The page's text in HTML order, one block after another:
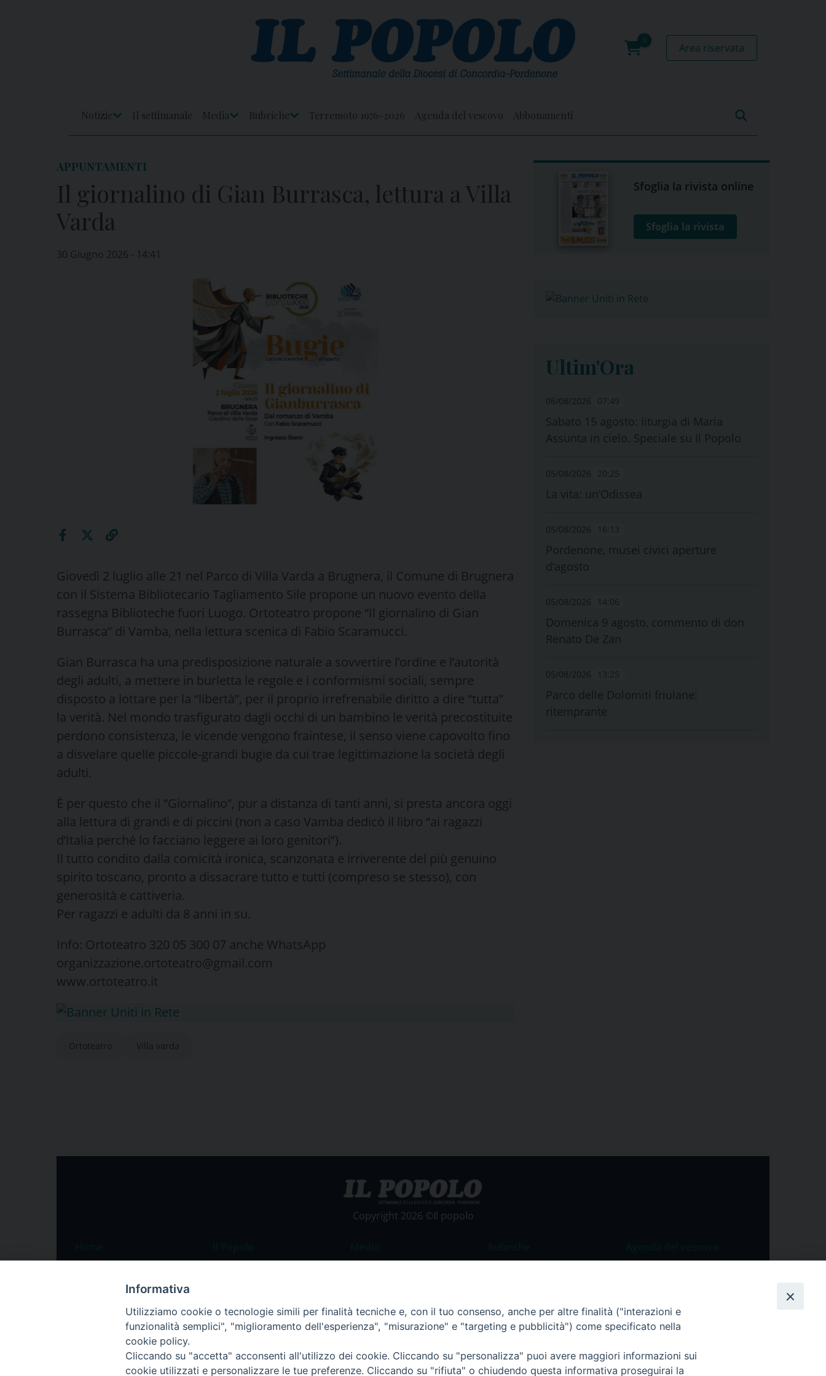
0
Area riservata
Notizie
Il settimanale
Media
Rubriche
Terremoto 1976-2026 Agenda del vescovo Abbonamenti
APPUNTAMENTI
Il giornalino di Gian Burrasca, lettura a Villa
Varda
30 Giugno 2026 - 14:41
Giovedì 2 luglio alle 21 nel Parco di Villa Varda a Brugnera, il Comune di Brugnera
con il Sistema Bibliotecario Tagliamento Sile propone un nuovo evento della
rassegna Biblioteche fuori Luogo. Ortoteatro propone “Il giornalino di Gian
Burrasca” di Vamba, nella lettura scenica di Fabio Scaramucci.
Gian Burrasca ha una predisposizione naturale a sovvertire l’ordine e l’autorità
degli adulti, a mettere in burletta le regole e i conformismi sociali, sempre
disposto a lottare per la “libertà”, per il proprio irrefrenabile diritto a dire “tutta”
la verità. Nel mondo trasfigurato dagli occhi di un bambino le verità precostituite
perdono consistenza, le vicende vengono fraintese, il senso viene capovolto fino
a disvelare quelle piccole-grandi bugie da cui trae legittimazione la società degli
adulti.
È per questo che il “Giornalino”, pur a distanza di tanti anni, si presta ancora oggi
alla lettura di grandi e di piccini (non a caso Vamba dedicò il libro “ai ragazzi
d’Italia perché lo facciano leggere ai loro genitori”).
Il tutto condito dalla comicità ironica, scanzonata e irriverente del più genuino
spirito toscano, pronto a dissacrare tutto e tutti (compreso se stesso), con
generosità e cattiveria.
Per ragazzi e adulti da 8 anni in su.
Info: Ortoteatro 320 05 300 07 anche WhatsApp
organizzazione.ortoteatro@gmail.com
www.ortoteatro.it
Ortoteatro Villa varda
Sfoglia la rivista online
Sfoglia la rivista
Ultim'Ora
06/08/2026 07:49
Sabato 15 agosto: liturgia di Maria
Assunta in cielo. Speciale su Il Popolo
05/08/2026 20:25
La vita: un’Odissea
05/08/2026 16:13
Pordenone, musei civici aperture
d’agosto
05/08/2026 14:06
Domenica 9 agosto, commento di don
Renato De Zan
05/08/2026 13:25
Parco delle Dolomiti friulane:
ritemprante
Copyright 2026 ©Il popolo
Pordenone
Portogruaro
Friuli Occidentale
Veneto Orientale
La redazione
Pubblicità
Costume e Società
Apostolato della Preghiera
Parrocchie
Informativa
Utilizziamo cookie o tecnologie simili per finalità tecniche e, con il tuo consenso, anche per altre finalità ("interazioni e
funzionalità semplici", "miglioramento dell'esperienza", "misurazione" e "targeting e pubblicità") come specificato nella
cookie policy.
Cliccando su "accetta" acconsenti all'utilizzo dei cookie. Cliccando su "personalizza" puoi avere maggiori informazioni sui
cookie utilizzati e personalizzare le tue preferenze. Cliccando su "rifiuta" o chiudendo questa informativa proseguirai la